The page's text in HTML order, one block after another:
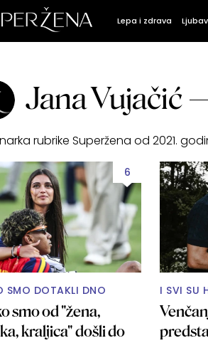
Lepa i zdrava
Jana Vujačić
rubrike Superžena od 2021.
6
SMO DOTAKLI DNO
smo od "žena,
kraljica" došli do
I SVI SU